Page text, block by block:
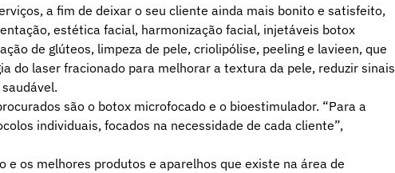
a fim de deixar o seu cliente ainda mais bonito e satisfeito,
estética facial, harmonização facial, injetáveis botox
de glúteos, limpeza de pele, criolipólise, peeling e lavieen, que
do laser fracionado para melhorar a textura da pele, reduzir sinais
são o botox microfocado e o bioestimulador. “Para a
individuais, focados na necessidade de cada cliente”,
os melhores produtos e aparelhos que existe na área de